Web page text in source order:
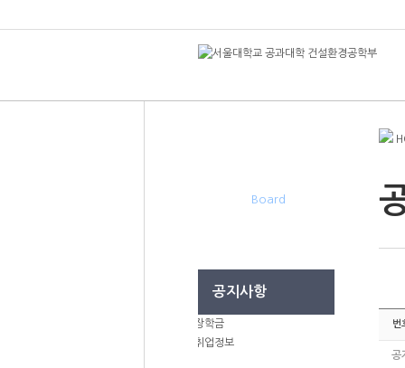
Board
공지사항
장학금
취업정보
번
공